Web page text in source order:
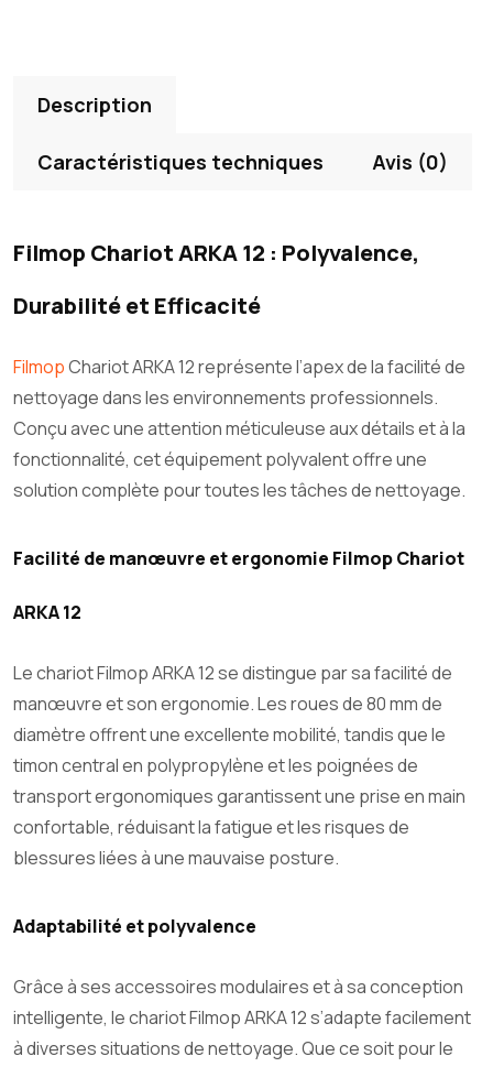
Description
Caractéristiques techniques Avis (0)
Filmop Chariot ARKA 12 : Polyvalence,
Durabilité et Efficacité
FilmopChariot ARKA 12 représente l’apex de la facilité de
nettoyage dans les environnements professionnels.
Conçu avec une attention méticuleuse aux détails et à la
fonctionnalité, cet équipement polyvalent offre une
solution complète pour toutes les tâches de nettoyage.
Facilité de manœuvre et ergonomie Filmop Chariot
ARKA 12
Le chariot Filmop ARKA 12 se distingue par sa facilité de
manœuvre et son ergonomie. Les roues de 80 mm de
diamètre offrent une excellente mobilité, tandis que le
timon central en polypropylène et les poignées de
transport ergonomiques garantissent une prise en main
confortable, réduisant la fatigue et les risques de
blessures liées à une mauvaise posture.
Adaptabilité et polyvalence
Grâce à ses accessoires modulaires et à sa conception
intelligente, le chariot Filmop ARKA 12 s’adapte facilement
à diverses situations de nettoyage. Que ce soit pour le